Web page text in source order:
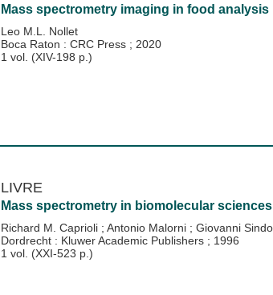
Mass spectrometry imaging in food analysis
Leo M.L. Nollet
Boca Raton : CRC Press ; 2020
1 vol. (XIV-198 p.)
LIVRE
Mass spectrometry in biomolecular sciences
Richard M. Caprioli ; Antonio Malorni ; Giovanni
Dordrecht : Kluwer Academic Publishers ; 1996
1 vol. (XXI-523 p.)